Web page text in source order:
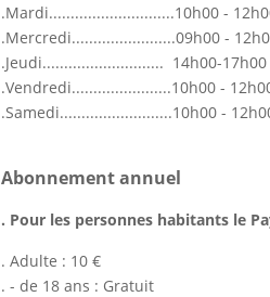
.Mardi.............................10h00 -
.Mercredi........................09h00 -
.Jeudi............................ 14h00-
.Vendredi.......................10h00 -
.Samedi..........................10h00 -
Abonnement annuel
. Pour les personnes habitants le
. Adulte : 10 €
. - de 18 ans : Gratuit